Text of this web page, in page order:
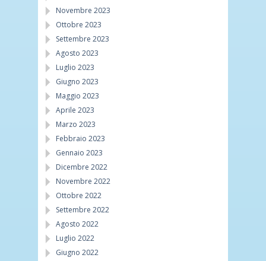
Novembre 2023
Ottobre 2023
Settembre 2023
Agosto 2023
Luglio 2023
Giugno 2023
Maggio 2023
Aprile 2023
Marzo 2023
Febbraio 2023
Gennaio 2023
Dicembre 2022
Novembre 2022
Ottobre 2022
Settembre 2022
Agosto 2022
Luglio 2022
Giugno 2022